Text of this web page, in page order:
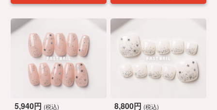
5,940円 (税込) 8,800円 (税込)